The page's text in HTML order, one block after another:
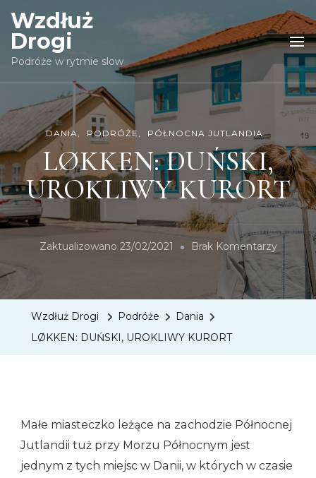
Wzdłuż
Drogi
Podróże w rytmie slow
DANIA PODRÓŻE PÓŁNOCNA JUTLANDIA
LØKKEN: DUŃSKI,
UROKLIWY KURORT
Zaktualizowano 23/02/2021 Brak KomentarzyDo
Wzdłuż Drogi Podróże
Dania
LØKKEN: DUŃSKI, UROKLIWY KURORT
Małe miasteczko leżące na zachodzie Północnej
Jutlandii tuż przy Morzu Północnym jest
jednym z tych miejsc w Danii, w których w czasie